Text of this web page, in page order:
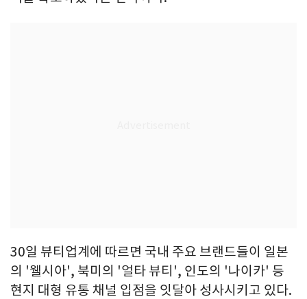
30일 뷰티업계에 따르면 국내 주요 브랜드들이 일본
의 '웰시아', 북미의 '얼타 뷰티', 인도의 '나이카' 등
현지 대형 유통 채널 입점을 잇달아 성사시키고 있다.